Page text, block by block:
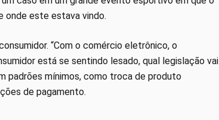
onde este estava vindo.
“Com o comércio eletrônico, o
está se sentindo lesado, qual legislação vai
padrões mínimos, como troca de produto
de pagamento.